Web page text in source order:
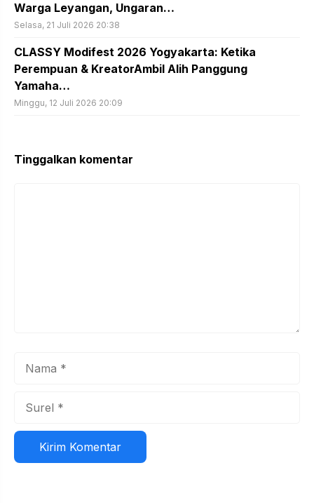
Warga Leyangan, Ungaran…
Selasa, 21 Juli 2026 20:38
CLASSY Modifest 2026 Yogyakarta: Ketika
Perempuan & KreatorAmbil Alih Panggung
Yamaha…
Minggu, 12 Juli 2026 20:09
Tinggalkan komentar
Situs
web